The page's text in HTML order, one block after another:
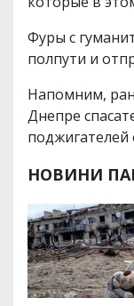
Фуры с
полпути и
Напомним,
Днепре
поджигателей